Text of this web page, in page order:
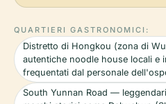
QUARTIERI GASTRONOMICI:
Distretto di Hongkou (zona di
autentiche noodle house locali e
frequentati dal personale
South Yunnan Road —